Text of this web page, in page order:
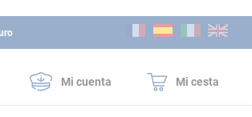
Mi cuenta Mi cesta